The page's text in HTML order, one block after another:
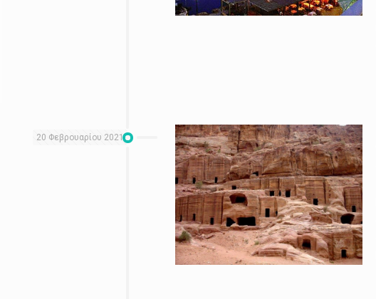
20 Φεβρουαρίου 2021